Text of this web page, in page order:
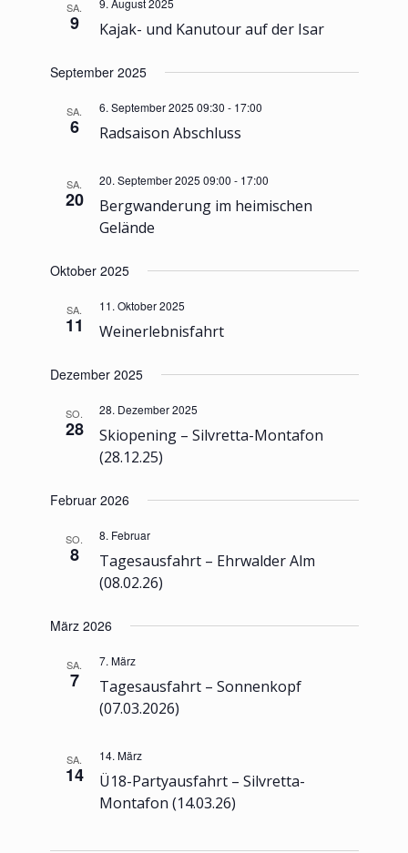
SA.
9 Kajak- und Kanutour auf der Isar
9. August 2025
September 2025
SA.
6 Radsaison Abschluss
6. September 2025 09:30 - 17:00
SA.
20
Bergwanderung im heimischen
Gelände
20. September 2025 09:00 - 17:00
Oktober 2025
SA.
11 Weinerlebnisfahrt
11. Oktober 2025
Dezember 2025
SO.
28
Skiopening – Silvretta-Montafon
(28.12.25)
28. Dezember 2025
Februar 2026
SO.
8
Tagesausfahrt – Ehrwalder Alm
(08.02.26)
8. Februar
März 2026
SA.
7
Tagesausfahrt – Sonnenkopf
(07.03.2026)
7. März
SA.
14
Ü18-Partyausfahrt – Silvretta-
Montafon (14.03.26)
14. März